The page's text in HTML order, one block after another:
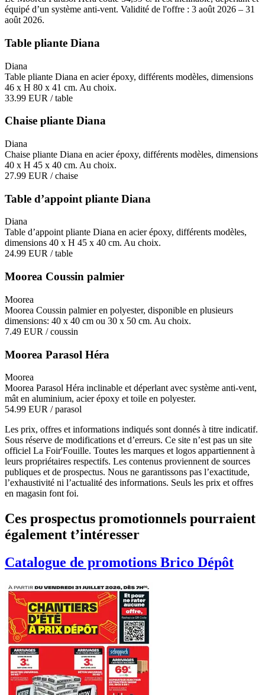
équipé d’un système anti-vent. Validité de l'offre : 3 août 2026 – 31
août 2026.
Table pliante Diana
Diana
Table pliante Diana en acier époxy, différents modèles, dimensions
46 x H 80 x 41 cm. Au choix.
33.99 EUR / table
Chaise pliante Diana
Diana
Chaise pliante Diana en acier époxy, différents modèles, dimensions
40 x H 45 x 40 cm. Au choix.
27.99 EUR / chaise
Table d’appoint pliante Diana
Diana
Table d’appoint pliante Diana en acier époxy, différents modèles,
dimensions 40 x H 45 x 40 cm. Au choix.
24.99 EUR / table
Moorea Coussin palmier
Moorea
Moorea Coussin palmier en polyester, disponible en plusieurs
dimensions: 40 x 40 cm ou 30 x 50 cm. Au choix.
7.49 EUR / coussin
Moorea Parasol Héra
Moorea
Moorea Parasol Héra inclinable et déperlant avec système anti-vent,
mât en aluminium, acier époxy et toile en polyester.
54.99 EUR / parasol
Les prix, offres et informations indiqués sont donnés à titre indicatif.
Sous réserve de modifications et d’erreurs. Ce site n’est pas un site
officiel La Foir'Fouille. Toutes les marques et logos appartiennent à
leurs propriétaires respectifs. Les contenus proviennent de sources
publiques et de prospectus. Nous ne garantissons pas l’exactitude,
l’exhaustivité ni l’actualité des informations. Seuls les prix et offres
en magasin font foi.
Ces prospectus promotionnels pourraient
également t’intéresser
Catalogue de promotions Brico Dépôt